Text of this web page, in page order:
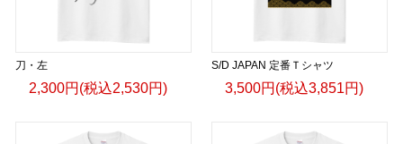
刀・左
2,300円(税込2,530円)
S/D JAPAN 定番Ｔシャツ
3,500円(税込3,851円)